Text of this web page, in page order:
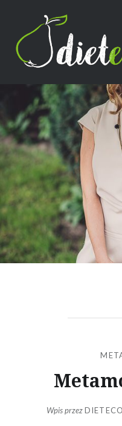
treści
Dietetyk
dietetyczna,
Wpis przez